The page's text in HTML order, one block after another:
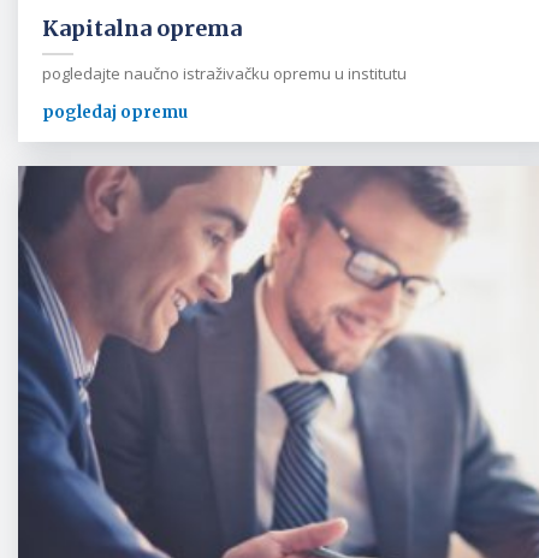
Kapitalna oprema
pogledajte naučno istraživačku opremu u institutu
pogledaj opremu